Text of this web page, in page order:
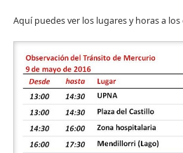
Aquí puedes ver los lugares y horas a